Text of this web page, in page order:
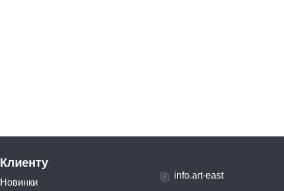
Клиенту
Новинки
info.art-east